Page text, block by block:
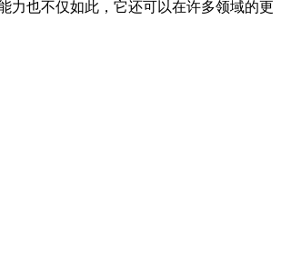
也不仅如此，它还可以在许多领域的更